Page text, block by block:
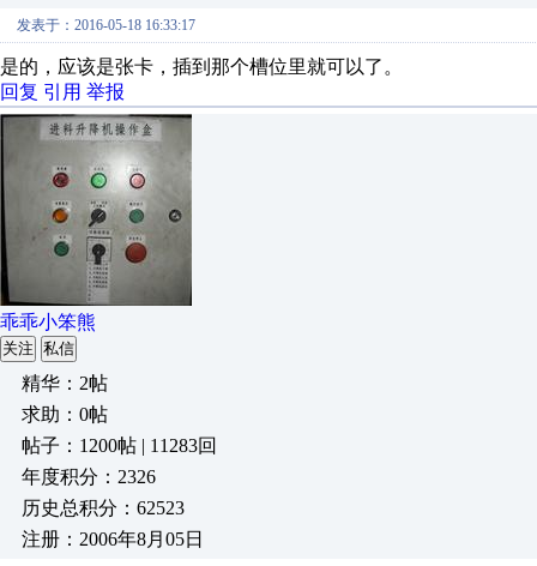
发表于：2016-05-18 16:33:17
是的，应该是张卡，插到那个槽位里就可以了。
回复 引用 举报
乖乖小笨熊
关注 私信
精华：2帖
求助：0帖
帖子：1200帖 | 11283回
年度积分：2326
历史总积分：62523
注册：2006年8月05日